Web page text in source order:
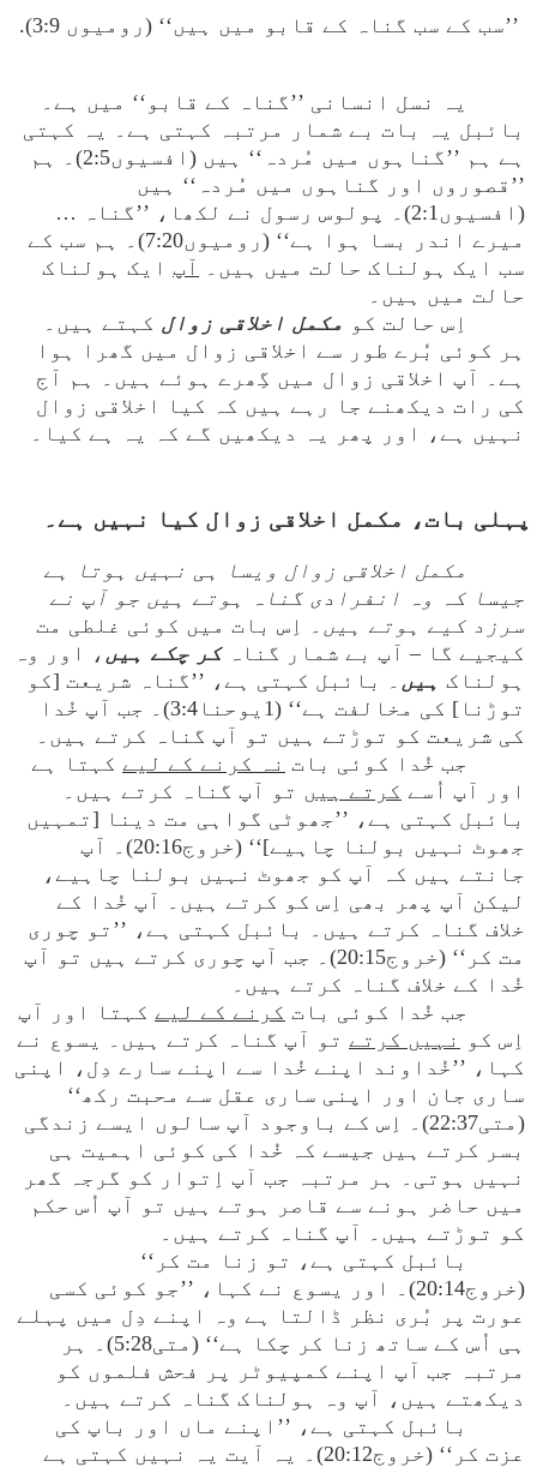
’’سب کے سب گناہ کے قابو میں ہیں‘‘ (رومیوں 3:9).
یہ نسل انسانی ’’گناہ کے قابو‘‘ میں ہے۔
بائبل یہ بات بے شمار مرتبہ کہتی ہے۔ یہ کہتی
ہے ہم ’’گناہوں میں مُردہ‘‘ ہیں (افسیوں2:5)۔ ہم
’’قصوروں اور گناہوں میں مُردہ‘‘ ہیں
(افسیوں2:1)۔ پولوس رسول نے لکھا، ’’گناہ …
میرے اندر بسا ہوا ہے‘‘ (رومیوں7:20)۔ ہم سب کے
سب ایک ہولناک حالت میں ہیں۔ آپ ایک ہولناک
حالت میں ہیں۔
اِس حالت کو مکمل اخلاقی زوال کہتے ہیں۔
ہر کوئی بُرے طور سے اخلاقی زوال میں گھرا ہوا
ہے۔ آپ اخلاقی زوال میں گِھرے ہوئے ہیں۔ ہم آج
کی رات دیکھنے جا رہے ہیں کہ کیا اخلاقی زوال
نہیں ہے، اور پھر یہ دیکھیں گے کہ یہ ہے کیا۔
مکمل اخلاقی زوال ویسا ہی نہیں ہوتا ہے
جیسا کہ وہ انفرادی گناہ ہوتے ہیں جو آپ نے
سرزد کیے ہوتے ہیں ۔ اِس بات میں کوئی غلطی مت
کیجیے گا – آپ بے شمار گناہکر چکے ہیں ، اور وہ
ہولناک ہیں ۔ بائبل کہتی ہے، ’’گناہ شریعت [کو
توڑنا] کی مخالفت ہے‘‘ (1یوحنا3:4)۔ جب آپ خُدا
کی شریعت کو توڑتے ہیں تو آپ گناہ کرتے ہیں۔
جب خُدا کوئی بات نہ کرنے کے لیے کہتا ہے
اور آپ اُسے کرتے ہیں تو آپ گناہ کرتے ہیں۔
بائبل کہتی ہے، ’’جھوٹی گواہی مت دینا [تمہیں
جھوٹ نہیں بولنا چاہیے]‘‘ (خروج20:16)۔ آپ
جانتے ہیں کہ آپ کو جھوٹ نہیں بولنا چاہیے،
لیکن آپ پھر بھی اِس کو کرتے ہیں۔ آپ خُدا کے
خلاف گناہ کرتے ہیں۔ بائبل کہتی ہے، ’’تو چوری
مت کر‘‘ (خروج20:15)۔ جب آپ چوری کرتے ہیں تو آپ
خُدا کے خلاف گناہ کرتے ہیں۔
جب خُدا کوئی بات کرنے کے لیے کہتا اور آپ
اِس کو
نہیں کرتے تو آپ گناہ کرتے ہیں۔ یسوع نے
کہا، ’’خُداوند اپنے خُدا سے اپنے سارے دِل، اپنی
ساری جان اور اپنی ساری عقل سے محبت رکھ‘‘
(متی22:37)۔ اِس کے باوجود آپ سالوں ایسے زندگی
بسر کرتے ہیں جیسے کہ خُدا کی کوئی اہمیت ہی
نہیں ہوتی۔ ہر مرتبہ جب آپ اِتوار کو گرجہ گھر
میں حاضر ہونے سے قاصر ہوتے ہیں تو آپ اُس حکم
کو توڑتے ہیں۔ آپ گناہ کرتے ہیں۔
بائبل کہتی ہے، تو زنا مت کر‘‘
(خروج20:14)۔ اور یسوع نے کہا، ’’جو کوئی کسی
عورت پر بُری نظر ڈالتا ہے وہ اپنے دِل میں پہلے
ہی اُس کے ساتھ زنا کر چکا ہے‘‘ (متی5:28)۔ ہر
مرتبہ جب آپ اپنے کمپیوٹر پر فحش فلموں کو
دیکھتے ہیں، آپ وہ ہولناک گناہ کرتے ہیں۔
بائبل کہتی ہے، ’’اپنے ماں اور باپ کی
عزت کر‘‘ (خروج20:12)۔ یہ آیت یہ نہیں کہتی ہے